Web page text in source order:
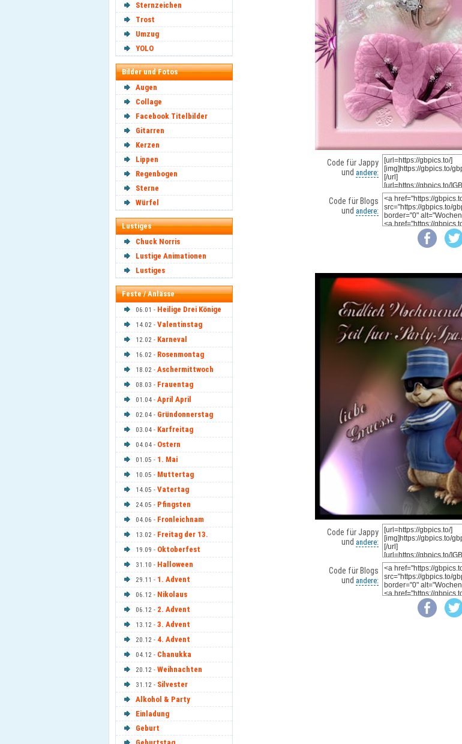
Sternzeichen
Trost
Umzug
YOLO
Bilder und Fotos
Augen
Collage
Facebook Titelbilder
Gitarren
Kerzen
Lippen
Regenbogen
Sterne
Würfel
Lustiges
Chuck Norris
Lustige Animationen
Lustiges
Feste / Anlässe
06.01 - Heilige Drei Könige
14.02 - Valentinstag
12.02 - Karneval
16.02 - Rosenmontag
18.02 - Aschermittwoch
08.03 - Frauentag
01.04 - April April
02.04 - Gründonnerstag
03.04 - Karfreitag
04.04 - Ostern
01.05 - 1. Mai
10.05 - Muttertag
14.05 - Vatertag
24.05 - Pfingsten
04.06 - Fronleichnam
13.02 - Freitag der 13.
19.09 - Oktoberfest
31.10 - Halloween
29.11 - 1. Advent
06.12 - Nikolaus
06.12 - 2. Advent
13.12 - 3. Advent
20.12 - 4. Advent
04.12 - Chanukka
20.12 - Weihnachten
31.12 - Silvester
Alkohol & Party
Einladung
Geburt
Code für Jappy
und andere:
Code für Blogs
und andere:
Code für Jappy
und andere:
Code für Blogs
und andere: